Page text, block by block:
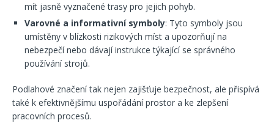
mít jasně vyznačené trasy pro jejich pohyb.
Varovné a informativní symboly: Tyto symboly jsou
umístěny v blízkosti rizikových míst a upozorňují na
nebezpečí nebo dávají instrukce týkající se správného
používání strojů.
Podlahové značení tak nejen zajišťuje bezpečnost, ale přispívá
také k efektivnějšímu uspořádání prostor a ke zlepšení
pracovních procesů.